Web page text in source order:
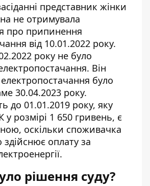
представник жінки
не отримувала
про припинення
від 10.01.2022 року.
року не було
Він
було
30.04.2023 року.
до 01.01.2019 року, яку
у розмірі 1 650 гривень, є
оскільки споживачка
оплату за
рішення суду?